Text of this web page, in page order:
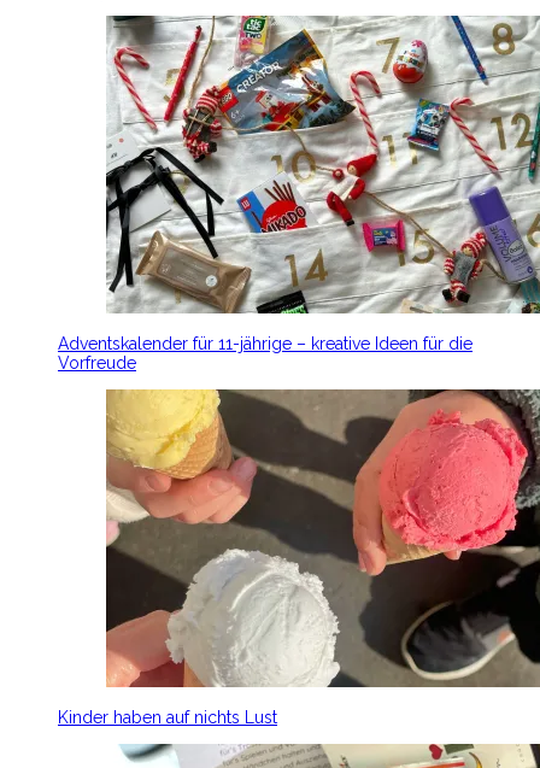
Adventskalender für 11-jährige – kreative Ideen für die
Vorfreude
Kinder haben auf nichts Lust